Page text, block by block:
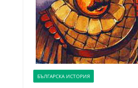
БЪЛГАРСКА ИСТОРИЯ